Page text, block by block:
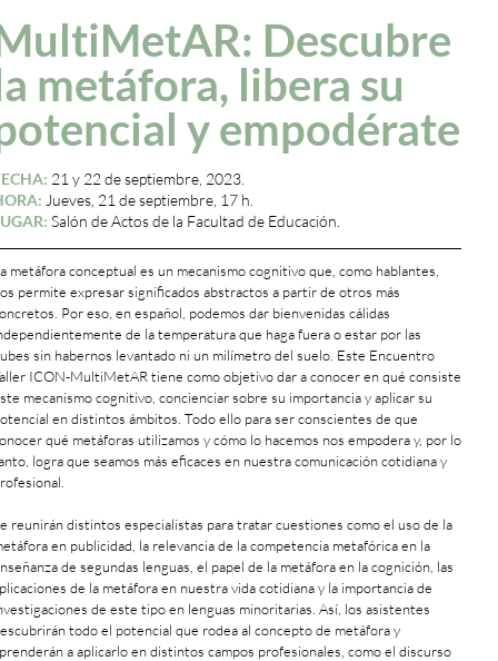
Descubre
metáfora, libera su
y empodérate
21 y 22 de septiembre, 2023.
Jueves, 21 de septiembre, 17 h.
Salón de Actos de la Facultad de Educación.
metáfora conceptual es un mecanismo cognitivo que, como hablantes,
permite expresar significados abstractos a partir de otros más
Por eso, en español, podemos dar bienvenidas cálidas
de la temperatura que haga fuera o estar por las
sin habernos levantado ni un milímetro del suelo. Este Encuentro
ICON-MultiMetAR tiene como objetivo dar a conocer en qué consiste
mecanismo cognitivo, concienciar sobre su importancia y aplicar su
en distintos ámbitos. Todo ello para ser conscientes de que
qué metáforas utilizamos y cómo lo hacemos nos empodera y, por lo
logra que seamos más eficaces en nuestra comunicación cotidiana y
reunirán distintos especialistas para tratar cuestiones como el uso de la
en publicidad, la relevancia de la competencia metafórica en la
de segundas lenguas, el papel de la metáfora en la cognición, las
de la metáfora en nuestra vida cotidiana y la importancia de
de este tipo en lenguas minoritarias. Así, los asistentes
todo el potencial que rodea al concepto de metáfora y
a aplicarlo en distintos campos profesionales, como el discurso